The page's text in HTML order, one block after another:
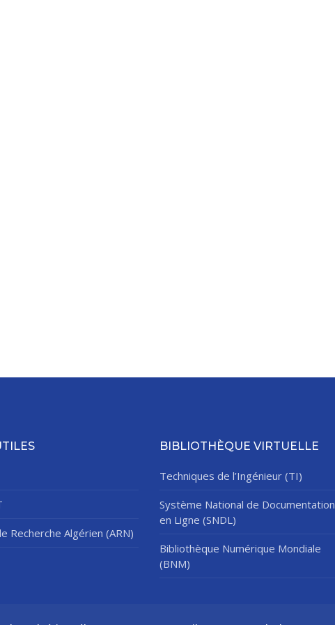
Recherche Algérien (ARN)
BIBLIOTHÈQUE VIRTUELLE
Techniques de l’Ingénieur (TI)
Système National de Documentation
en Ligne (SNDL)
Bibliothèque Numérique Mondiale
(BNM)